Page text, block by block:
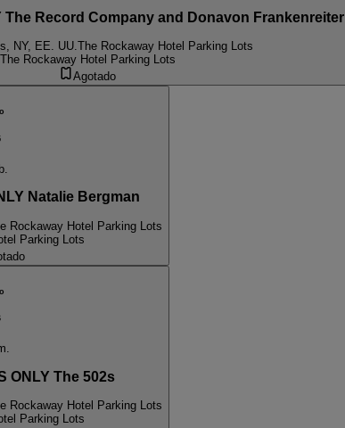
The Record Company and Donavon Frankenreiter
NY, EE. UU.The Rockaway Hotel Parking Lots
The Rockaway Hotel Parking Lots
Agotado
Natalie Bergman
Rockaway Hotel Parking Lots
Parking Lots
ONLY The 502s
Rockaway Hotel Parking Lots
Parking Lots